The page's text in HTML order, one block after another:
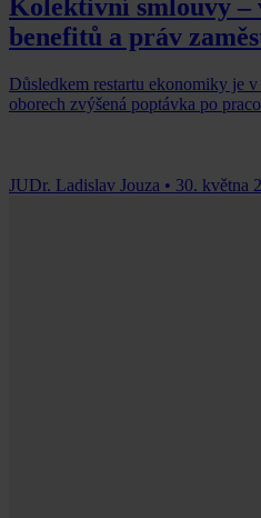
Kolektivní smlouvy –
benefitů a práv
Důsledkem restartu ekonomiky je
oborech zvýšená poptávka po
JUDr. Ladislav Jouza • 30. května